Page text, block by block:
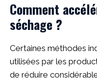
Comment
séchage ?
Certaines méthodes
utilisées par les
de réduire